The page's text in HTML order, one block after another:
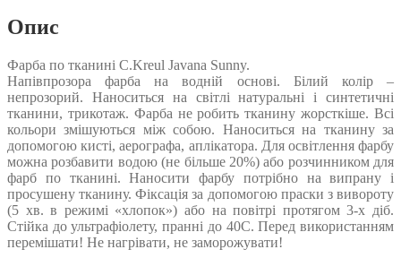
Опис
Фарба по тканині C.Kreul Javana Sunny.
Напівпрозора фарба на водній основі. Білий колір –
непрозорий. Наноситься на світлі натуральні і синтетичні
тканини, трикотаж. Фарба не робить тканину жорсткіше. Всі
кольори змішуються між собою. Наноситься на тканину за
допомогою кисті, аерографа, аплікатора. Для освітлення фарбу
можна розбавити водою (не більше 20%) або розчинником для
фарб по тканині. Наносити фарбу потрібно на випрану і
просушену тканину. Фіксація за допомогою праски з вивороту
(5 хв. в режимі «хлопок») або на повітрі протягом 3-х діб.
Стійка до ультрафіолету, пранні до 40С. Перед використанням
перемішати! Не нагрівати, не заморожувати!